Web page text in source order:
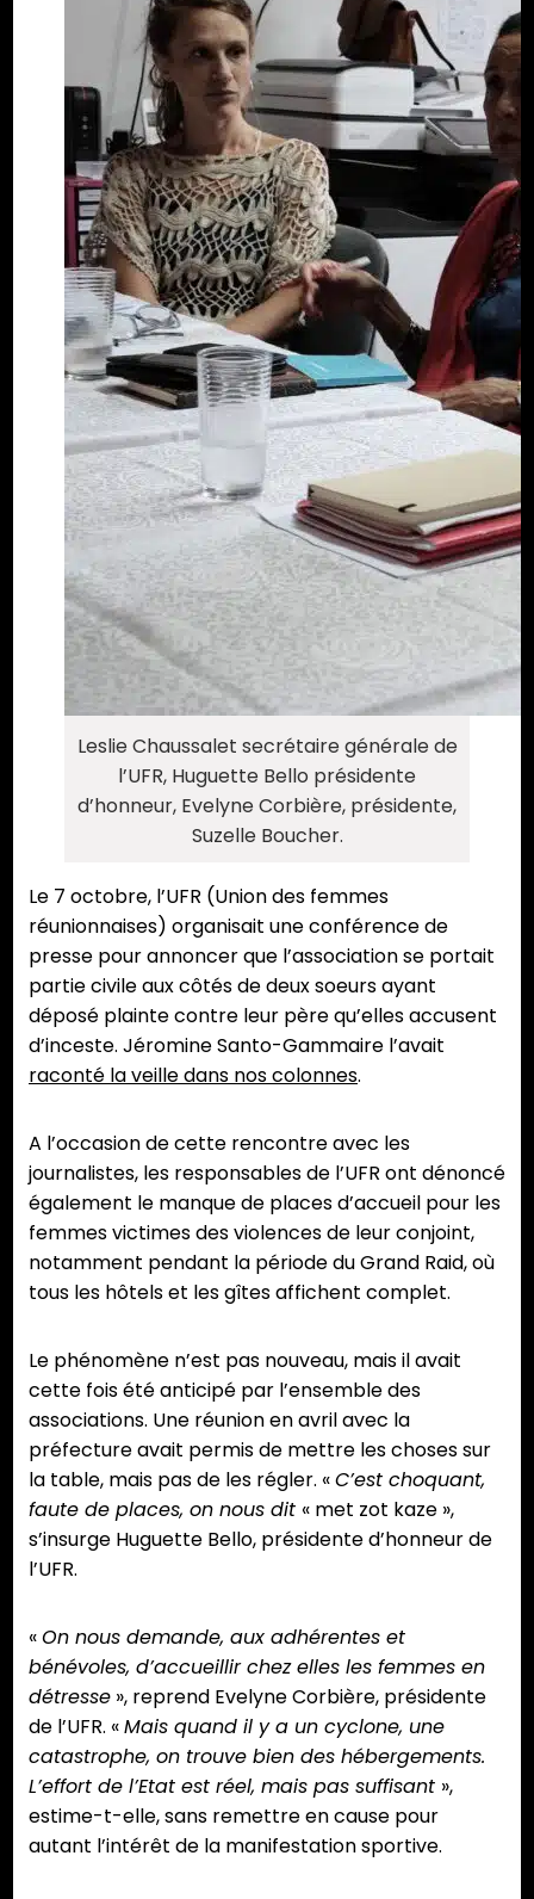
Leslie Chaussalet secrétaire générale de
l’UFR, Huguette Bello présidente
d’honneur, Evelyne Corbière, présidente,
Suzelle Boucher.
Le 7 octobre, l’UFR (Union des femmes
réunionnaises) organisait une conférence de
presse pour annoncer que l’association se portait
partie civile aux côtés de deux soeurs ayant
déposé plainte contre leur père qu’elles accusent
d’inceste. Jéromine Santo-Gammaire l’avait
raconté la veille dans nos colonnes.
A l’occasion de cette rencontre avec les
journalistes, les responsables de l’UFR ont dénoncé
également le manque de places d’accueil pour les
femmes victimes des violences de leur conjoint,
notamment pendant la période du Grand Raid, où
tous les hôtels et les gîtes affichent complet.
Le phénomène n’est pas nouveau, mais il avait
cette fois été anticipé par l’ensemble des
associations. Une réunion en avril avec la
préfecture avait permis de mettre les choses sur
la table, mais pas de les régler. «C’est choquant,
faute de places, on nous dit « met zot kaze »,
s’insurge Huguette Bello, présidente d’honneur de
l’UFR.
«On nous demande, aux adhérentes et
bénévoles, d’accueillir chez elles les femmes en
détresse », reprend Evelyne Corbière, présidente
de l’UFR. «Mais quand il y a un cyclone, une
catastrophe, on trouve bien des hébergements.
L’effort de l’Etat est réel, mais pas suffisant »,
estime-t-elle, sans remettre en cause pour
autant l’intérêt de la manifestation sportive.